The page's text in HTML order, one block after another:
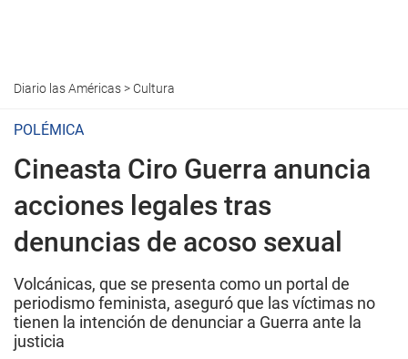
Diario las Américas> Cultura
POLÉMICA
Cineasta Ciro Guerra anuncia
acciones legales tras
denuncias de acoso sexual
Volcánicas, que se presenta como un portal de
periodismo feminista, aseguró que las víctimas no
tienen la intención de denunciar a Guerra ante la
justicia